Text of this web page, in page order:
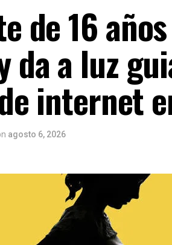
de 16
da a luz
internet
agosto 6, 2026